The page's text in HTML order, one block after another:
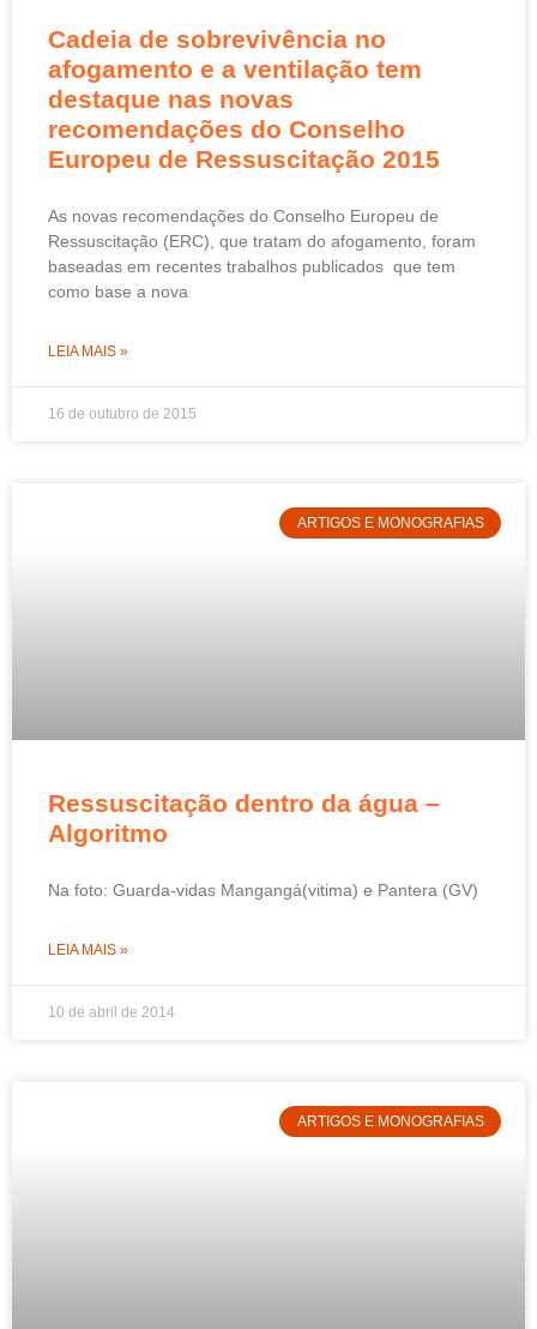
Cadeia de sobrevivência no
afogamento e a ventilação tem
destaque nas novas
recomendações do Conselho
Europeu de Ressuscitação 2015
As novas recomendações do Conselho Europeu de
Ressuscitação (ERC), que tratam do afogamento, foram
baseadas em recentes trabalhos publicados que tem
como base a nova
LEIA MAIS »
16 de outubro de 2015
ARTIGOS E MONOGRAFIAS
Ressuscitação dentro da água –
Algoritmo
Na foto: Guarda-vidas Mangangá(vitima) e Pantera (GV)
LEIA MAIS »
10 de abril de 2014
ARTIGOS E MONOGRAFIAS